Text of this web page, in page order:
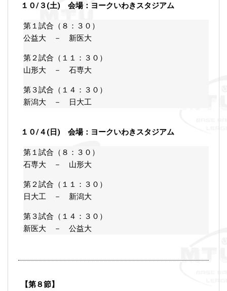
１０/３(土) 会場：ヨークいわきスタジアム
第１試合（８：３０）
公益大 － 新医大
第２試合（１１：３０）
山形大 － 石専大
第３試合（１４：３０）
新潟大 － 日大工
１０/４(日) 会場：ヨークいわきスタジアム
第１試合（８：３０）
石専大 － 山形大
第２試合（１１：３０）
日大工 － 新潟大
第３試合（１４：３０）
新医大 － 公益大
【第８節】